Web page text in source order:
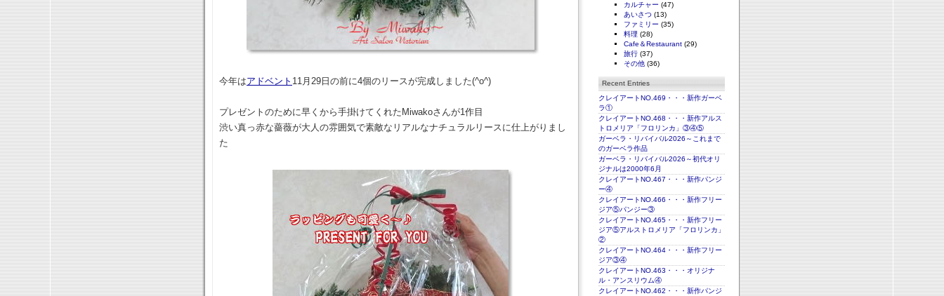
今年はアドベント 11月29日の前に4個のリースが完成しました(^o^)
プレゼントのために早くから手掛けてくれたMiwakoさんが1作目
渋い真っ赤な薔薇が大人の雰囲気で素敵なリアルなナチュラルリースに仕上がりまし
た
カルチャー (47)
あいさつ (13)
ファミリー (35)
料理 (28)
Cafe＆Restaurant (29)
旅行 (37)
その他 (36)
Recent Entries
クレイアートNO.469・・・新作ガーベ
ラ①
クレイアートNO.468・・・新作アルス
トロメリア「フロリンカ」③④⑤
ガーベラ・リバイバル2026～これまで
のガーベラ作品
ガーベラ・リバイバル2026～初代オリ
ジナルは2000年6月
クレイアートNO.467・・・新作パンジ
ー④
クレイアートNO.466・・・新作フリー
ジア⑤パンジー③
クレイアートNO.465・・・新作フリー
ジア⑤アルストロメリア「フロリンカ」
②
クレイアートNO.464・・・新作フリー
ジア③④
クレイアートNO.463・・・オリジナ
ル・アンスリウム④
クレイアートNO.462・・・新作パンジ